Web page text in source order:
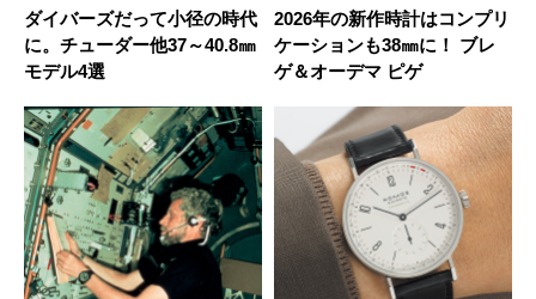
ダイバーズだって小径の時代
に。チューダー他37～40.8㎜
モデル4選
2026年の新作時計はコンプリ
ケーションも38㎜に！ ブレ
ゲ＆オーデマ ピゲ